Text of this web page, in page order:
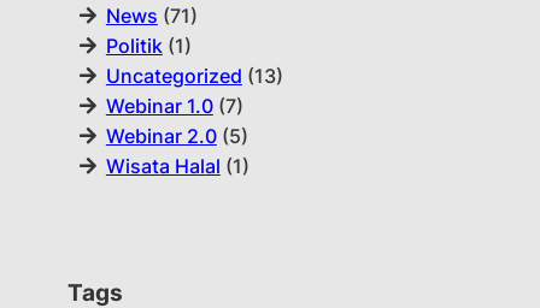
News (71)
Politik(1)
Uncategorized (13)
Webinar 1.0(7)
Webinar 2.0(5)
Wisata Halal (1)
Tags